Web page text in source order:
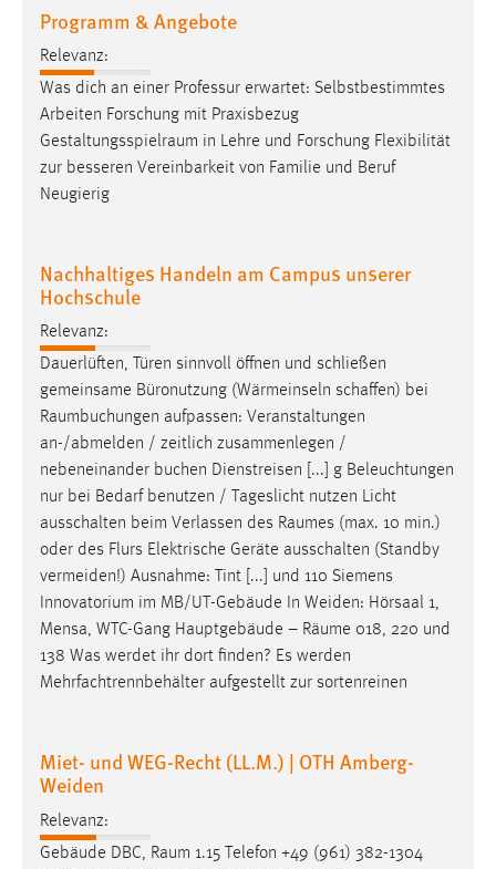
Programm & Angebote
Relevanz:
Was dich an einer Professur erwartet: Selbstbestimmtes
Arbeiten Forschung mit Praxisbezug
Gestaltungsspielraum in Lehre und Forschung Flexibilität
zur besseren Vereinbarkeit von Familie und Beruf
Neugierig
Nachhaltiges Handeln am Campus unserer
Hochschule
Relevanz:
Dauerlüften, Türen sinnvoll öffnen und schließen
gemeinsame Büronutzung (Wärmeinseln schaffen) bei
Raumbuchungen aufpassen: Veranstaltungen
an-/abmelden / zeitlich zusammenlegen /
nebeneinander buchen Dienstreisen [...] g Beleuchtungen
nur bei Bedarf benutzen / Tageslicht nutzen Licht
ausschalten beim Verlassen des Raumes (max. 10 min.)
oder des Flurs Elektrische Geräte ausschalten (Standby
vermeiden!) Ausnahme: Tint [...] und 110 Siemens
Innovatorium im MB/UT-Gebäude In Weiden: Hörsaal 1,
Mensa, WTC-Gang Hauptgebäude – Räume 018, 220 und
138 Was werdet ihr dort finden? Es werden
Mehrfachtrennbehälter aufgestellt zur sortenreinen
Miet- und WEG-Recht (LL.M.) | OTH Amberg-
Weiden
Relevanz:
Gebäude DBC, Raum 1.15 Telefon +49 (961) 382-1304
EXTERNE MEDIEN
Plattformen anzeigen zu können, werden von diesen
externen Medien Cookies gesetzt.
YouTube